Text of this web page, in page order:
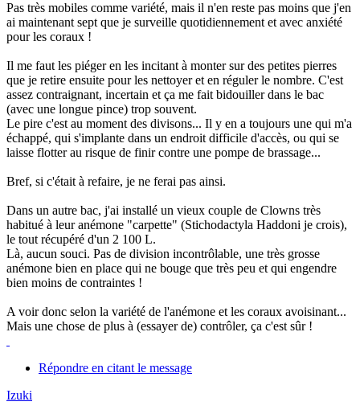
Pas très mobiles comme variété, mais il n'en reste pas moins que j'en
ai maintenant sept que je surveille quotidiennement et avec anxiété
pour les coraux !
Il me faut les piéger en les incitant à monter sur des petites pierres
que je retire ensuite pour les nettoyer et en réguler le nombre. C'est
assez contraignant, incertain et ça me fait bidouiller dans le bac
(avec une longue pince) trop souvent.
Le pire c'est au moment des divisons... Il y en a toujours une qui m'a
échappé, qui s'implante dans un endroit difficile d'accès, ou qui se
laisse flotter au risque de finir contre une pompe de brassage...
Bref, si c'était à refaire, je ne ferai pas ainsi.
Dans un autre bac, j'ai installé un vieux couple de Clowns très
habitué à leur anémone "carpette" (Stichodactyla Haddoni je crois),
le tout récupéré d'un 2 100 L.
Là, aucun souci. Pas de division incontrôlable, une très grosse
anémone bien en place qui ne bouge que très peu et qui engendre
bien moins de contraintes !
A voir donc selon la variété de l'anémone et les coraux avoisinant...
Mais une chose de plus à (essayer de) contrôler, ça c'est sûr !
Répondre en citant le message
Izuki